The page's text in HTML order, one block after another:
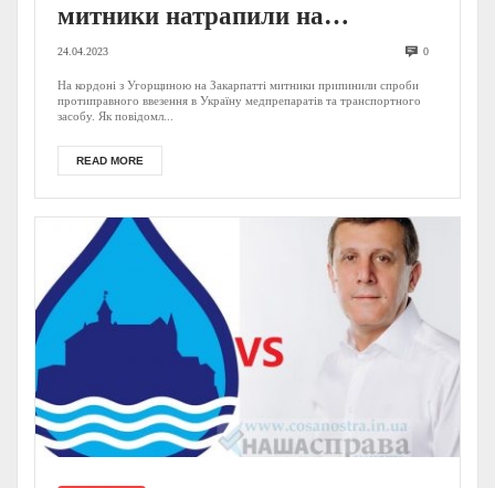
митники натрапили на
психотропи і «лівий»
мікроавтобус (ФОТО)
24.04.2023 0
На кордоні з Угорщиною на Закарпатті митники припинили спроби
протиправного ввезення в Україну медпрепаратів та транспортного
засобу. Як повідомл...
READ MORE